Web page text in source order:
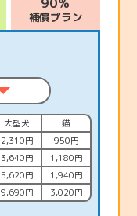
補償プラン
大型犬
猫
2,310円
950円
3,640円
1,180円
5,620円
1,940円
9,690円 3,020円